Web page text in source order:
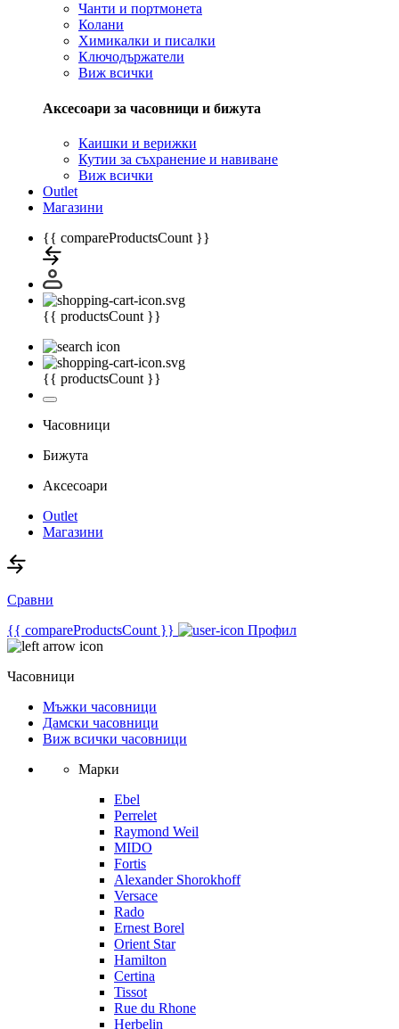
Чанти и портмонета
Колани
Химикалки и писалки
Ключодържатели
Виж всички
Аксесоари за часовници и бижута
Каишки и верижки
Кутии за съхранение и навиване
Виж всички
Outlet
Магазини
{{ compareProductsCount }}
{{ productsCount }}
{{ productsCount }}
Часовници
Бижута
Аксесоари
Outlet
Магазини
Сравни
{{ compareProductsCount }}
Профил
Часовници
Мъжки часовници
Дамски часовници
Виж всички часовници
Марки
Ebel
Perrelet
Raymond Weil
MIDO
Fortis
Alexander Shorokhoff
Versace
Rado
Ernest Borel
Orient Star
Hamilton
Certina
Tissot
Rue du Rhone
Herbelin